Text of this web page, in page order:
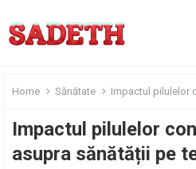
Home Sănătate Impactul pilulelor
Impactul pilulelor
asupra sănătății pe